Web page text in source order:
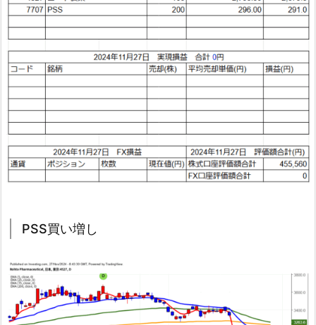
PSS買い増し